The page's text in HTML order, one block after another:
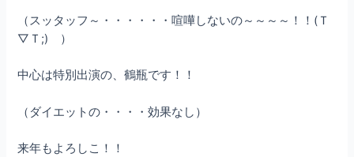
（スッタッフ～・・・・・・喧嘩しないの～～～～！！(Ｔ
▽Ｔ;) ）
中心は特別出演の、鶴瓶です！！
（ダイエットの・・・・効果なし）
来年もよろしこ！！